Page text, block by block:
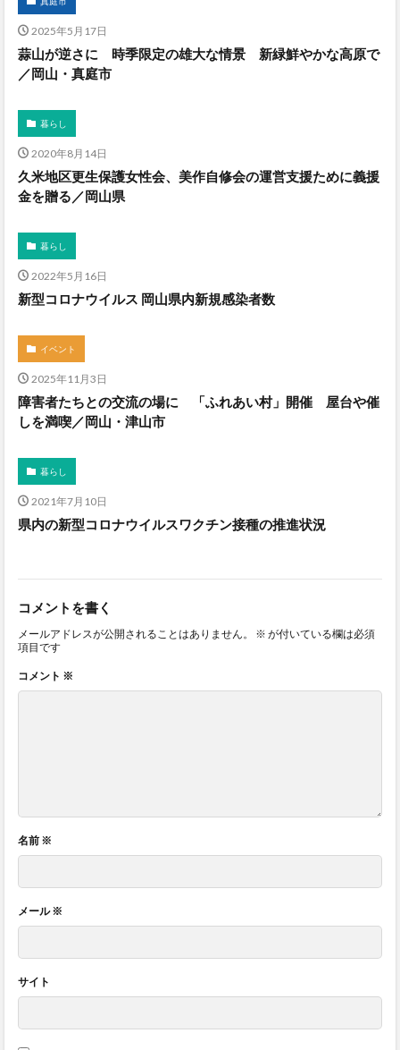
2025年5月17日
蒜山が逆さに 時季限定の雄大な情景 新緑鮮やかな高原で
／岡山・真庭市
暮らし
2020年8月14日
久米地区更生保護女性会、美作自修会の運営支援ために義援
金を贈る／岡山県
暮らし
2022年5月16日
新型コロナウイルス 岡山県内新規感染者数
イベント
2025年11月3日
障害者たちとの交流の場に 「ふれあい村」開催 屋台や催
しを満喫／岡山・津山市
暮らし
2021年7月10日
県内の新型コロナウイルスワクチン接種の推進状況
コメントを書く
メールアドレスが公開されることはありません。 ※ が付いている欄は必須
項目です
コメント ※
名前 ※
メール※
サイト